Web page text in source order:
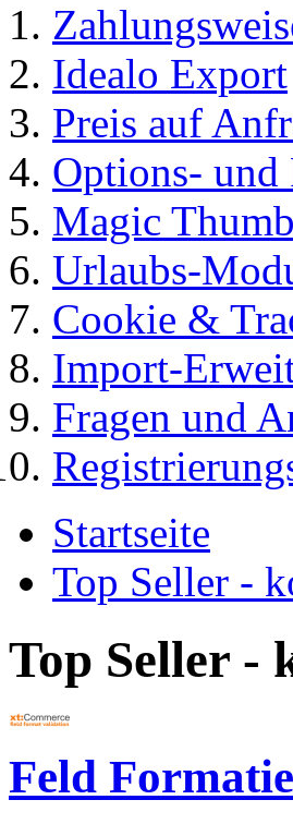
Idealo Export
Preis auf
Options-
Magic Thumb
Urlaubs-
Cookie &
Import-
Fragen und
Startseite
Top Seller -
Top Seller -
Feld